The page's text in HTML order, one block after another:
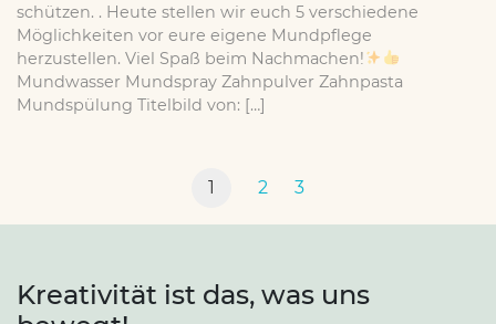
schützen. . Heute stellen wir euch 5 verschiedene
Möglichkeiten vor eure eigene Mundpflege
herzustellen. Viel Spaß beim Nachmachen!
Mundwasser Mundspray Zahnpulver Zahnpasta
Mundspülung Titelbild von: […]
1 2 3
Kreativität ist das, was uns